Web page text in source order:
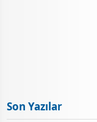
Son Yazılar